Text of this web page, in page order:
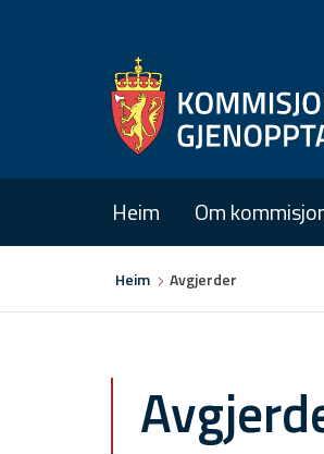
Heim Om
Heim Avgjerder